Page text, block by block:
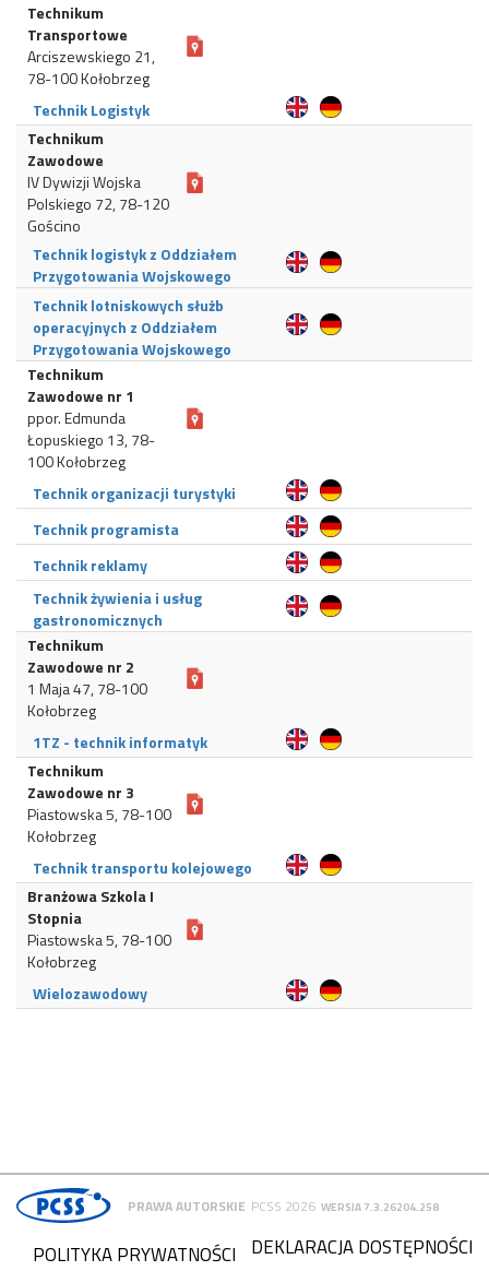
Technikum
Transportowe
Arciszewskiego 21,
78-100 Kołobrzeg
Technik Logistyk
Technikum
Zawodowe
IV Dywizji Wojska
Polskiego 72, 78-120
Gościno
Technik logistyk z Oddziałem
Przygotowania Wojskowego
Technik lotniskowych służb
operacyjnych z Oddziałem
Przygotowania Wojskowego
Technikum
Zawodowe nr 1
ppor. Edmunda
Łopuskiego 13, 78-
100 Kołobrzeg
Technik organizacji turystyki
Technik programista
Technik reklamy
Technik żywienia i usług
gastronomicznych
Technikum
Zawodowe nr 2
1 Maja 47, 78-100
Kołobrzeg
1TZ - technik informatyk
Technikum
Zawodowe nr 3
Piastowska 5, 78-100
Kołobrzeg
Technik transportu kolejowego
Branżowa Szkola I
Stopnia
Piastowska 5, 78-100
Kołobrzeg
Wielozawodowy
PRAWA AUTORSKIE PCSS 2026 WERSJA 7.3.26204.258
DEKLARACJA DOSTĘPNOŚCI
POLITYKA PRYWATNOŚCI